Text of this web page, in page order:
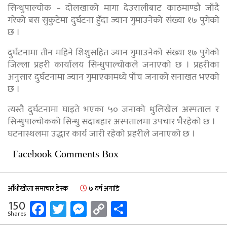
सिन्धुपाल्चाेक – दोलखाको मागा देउरालीबाट काठमाण्डौ जाँदै
गरेको बस सुकुटेमा दुर्घटना हुँदा ज्यान गुमाउनेको संख्या १७ पुगेको
छ ।
दुर्घटनामा तीन महिने शिशुसहित ज्यान गुमाउनेको संख्या १७ पुगेको
जिल्ला प्रहरी कार्यालय सिन्धुपाल्चोकले जनाएको छ । प्रहरीका
अनुसार दुर्घटनामा ज्यान गुमाएकामध्ये पाँच जनाको सनाखत भएको
छ ।
त्यस्तै दुर्घटनामा घाइते भएका ५० जनाको धुलिखेल अस्पताल र
सिन्धुपाल्चोकको सिन्धु सदाबहार अस्पतालमा उपचार भैरहेको छ ।
घटनास्थलमा उद्धार कार्य जारी रहेको प्रहरीले जनाएको छ ।
Facebook Comments Box
आँधीखोला समाचार डेस्क ७ वर्ष अगाडि
150
Shares Facebook
Twitter
Messenger
Copy
Link